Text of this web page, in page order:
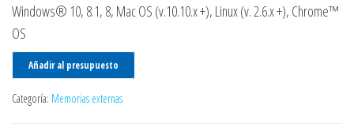
Windows® 10, 8.1, 8, Mac OS (v.10.10.x +), Linux (v. 2.6.x +), Chrome™
OS
Añadir al presupuesto
Categoría: Memorias externas